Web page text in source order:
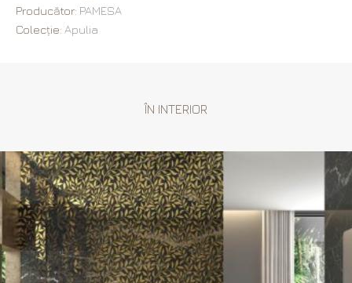
Producător: PAMESA
Colecție: Apulia
ÎN INTERIOR